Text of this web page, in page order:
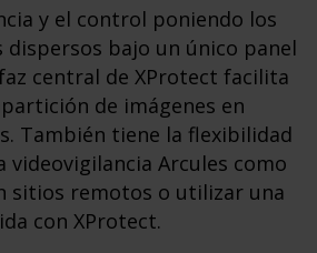
y el control poniendo los
dispersos bajo un único panel
central de XProtect facilita
de imágenes en
También tiene la flexibilidad
Arcules como
sitios remotos o utilizar una
con XProtect.